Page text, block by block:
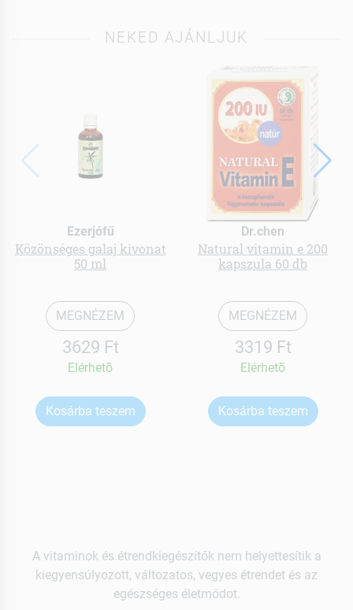
NEKED AJÁNLJUK
Ezerjófű
Közönséges galaj kivonat
50 ml
MEGNÉZEM
3629 Ft
Elérhetõ
Kosárba teszem
Dr.chen
Natural vitamin e 200
kapszula 60 db
MEGNÉZEM
3319 Ft
Elérhetõ
Kosárba teszem
A vitaminok és étrendkiegészítők nem helyettesítik a
kiegyensúlyozott, változatos, vegyes étrendet és az
egészséges életmódot.